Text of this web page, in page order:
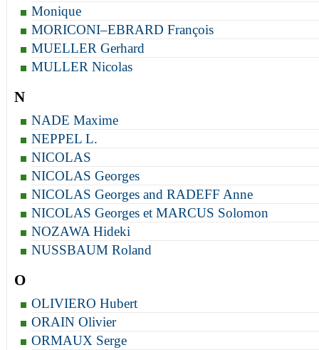
Monique
MORICONI–EBRARD François
MUELLER Gerhard
MULLER Nicolas
N
NADE Maxime
NEPPEL L.
NICOLAS
NICOLAS Georges
NICOLAS Georges and RADEFF Anne
NICOLAS Georges et MARCUS Solomon
NOZAWA Hideki
NUSSBAUM Roland
O
OLIVIERO Hubert
ORAIN Olivier
ORMAUX Serge